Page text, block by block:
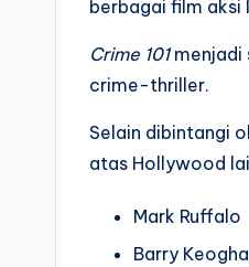
berbagai film aksi
Crime 101menjadi
crime-thriller.
Selain dibintangi
atas Hollywood
Mark Ruffalo
Barry